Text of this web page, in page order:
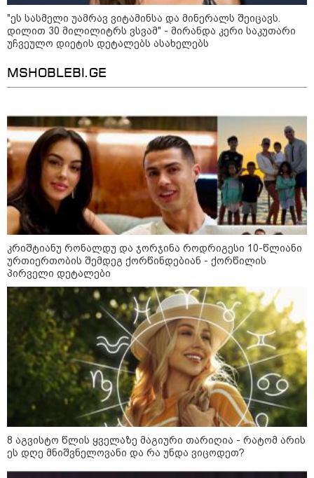
23:15 / 07-08-2026
ამოუცნობი ანომალიური
გამოაქვეყნა
22:30 / 07-08-2026
ინტერნეტში ამაღელვებელი
კადრები ვრცელდება - როგორ
გადაარჩინა 56 წლის კაცმა
ბავშვები აბობოქრებულ ზღვაში
დახრჩობას
კატეგორიის ყველა სიახლე
"უნდა დაგვხვრიტოთ? - არა,
თქვენი დახვრეტა რაში გვაწყობს,
გუდაუთაში ქართველ ტყვეებში
უნდა გადაგცვალოთ..."
როდის დაიწყო რეალურად
საქართველო-რუსეთის ომი და
მთავარი შეცდომა, რომელიც
საბედისწერო გამოდგა
"ეს სასმელი უამრავ ვიტამინსა და მინერალს შეიცავს.
დილით 30 მილილიტრს ვსვამ" - მირანდა კერი საკუთარი
უჩვეულო დიეტის დეტალებს ასახელებს
MSHOBLEBI.GE
კრიშტიანუ რონალდუ და ჯორჯინა როდრიგესი 10-წლიანი
ურთიერთობის შემდეგ ქორწინდებიან - ქორწილის
პირველი დეტალები
8 აგვისტო წლის ყველაზე მაგიური თარიღია - რატომ არის
ეს დღე მნიშვნელოვანი და რა უნდა ვიცოდეთ?